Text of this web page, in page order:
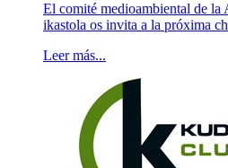
El comité medioambiental de la
ikastola os invita a la próxima
Leer más...